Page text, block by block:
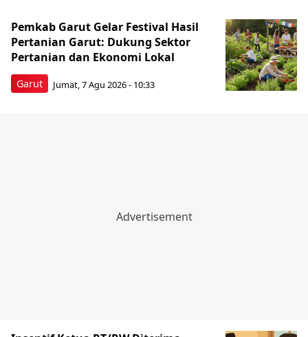
Garut
Pemkab Garut Gelar Festival Hasil
Pertanian Garut: Dukung Sektor
Pertanian dan Ekonomi Lokal
Jumat, 7 Agu 2026 - 10:33